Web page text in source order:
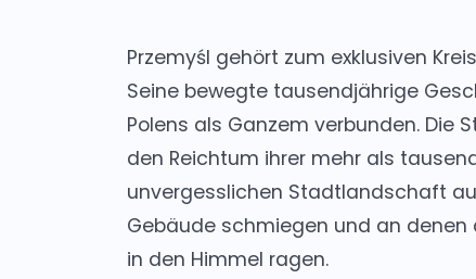
Przemyśl gehört zum exklusiven
Seine bewegte tausendjährige
Polens als Ganzem verbunden. Die
den Reichtum ihrer mehr als
unvergesslichen Stadtlandschaft
Gebäude schmiegen und an
in den Himmel ragen.